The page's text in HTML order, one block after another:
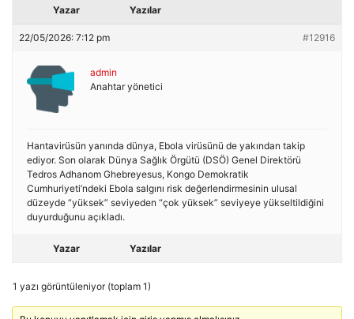
Yazar Yazılar
22/05/2026: 7:12 pm #12916
admin
Anahtar yönetici
Hantavirüsün yanında dünya, Ebola virüsünü de yakından takip
ediyor. Son olarak Dünya Sağlık Örgütü (DSÖ) Genel Direktörü
Tedros Adhanom Ghebreyesus, Kongo Demokratik
Cumhuriyeti’ndeki Ebola salgını risk değerlendirmesinin ulusal
düzeyde “yüksek” seviyeden “çok yüksek” seviyeye yükseltildiğini
duyurduğunu açıkladı.
Yazar Yazılar
1 yazı görüntüleniyor (toplam 1)